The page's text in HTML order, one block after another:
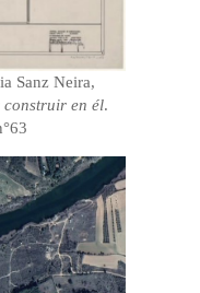
Sanz Neira,
en él.